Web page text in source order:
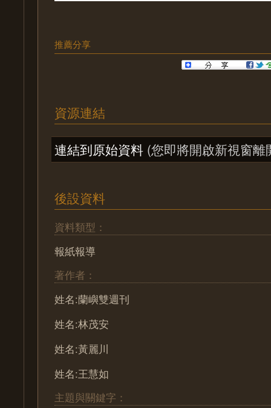
推薦分享
資源連結
連結到原始資料 (您即將開啟新視窗離
後設資料
資料類型：
報紙報導
著作者：
姓名:蘭嶼雙週刊
姓名:林茂安
姓名:黃麗川
姓名:王慧如
主題與關鍵字：